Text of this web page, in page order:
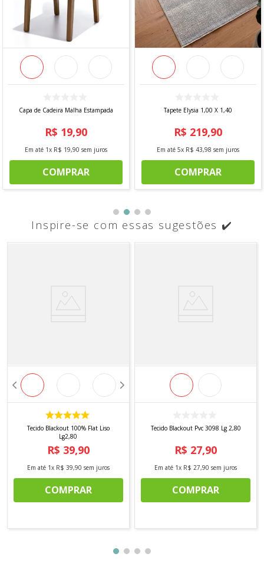
Capa de Cadeira Malha Estampada
R$ 19,90
Em até 1x R$ 19,90 sem juros
COMPRAR
Tapete Elysia 1,00 X 1,40
R$ 219,90
Em até 5x R$ 43,98 sem juros
COMPRAR
Inspire-se com essas sugestões ✔️
Tecido Blackout 100% Flat Liso
Lg2,80
R$ 39,90
Em até 1x R$ 39,90 sem juros
COMPRAR
Tecido Blackout Pvc 3098 Lg 2,80
R$ 27,90
Em até 1x R$ 27,90 sem juros
COMPRAR